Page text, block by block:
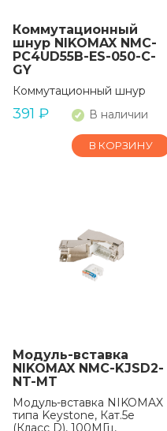
Коммутационный
шнур NIKOMAX NMC-
PC4UD55B-ES-050-C-
GY
Коммутационный шнур
391 ₽ В наличии
В КОРЗИНУ
Модуль-вставка
NIKOMAX NMC-KJSD2-
NT-MT
Модуль-вставка NIKOMAX
типа Keystone, Кат.5е
(Класс D), 100МГц,